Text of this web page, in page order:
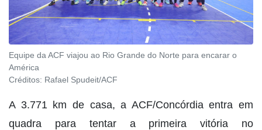
Equipe da ACF viajou ao Rio Grande do Norte para encarar o
América
Créditos: Rafael Spudeit/ACF
A 3.771 km de casa, a ACF/Concórdia entra em
quadra para tentar a primeira vitória no